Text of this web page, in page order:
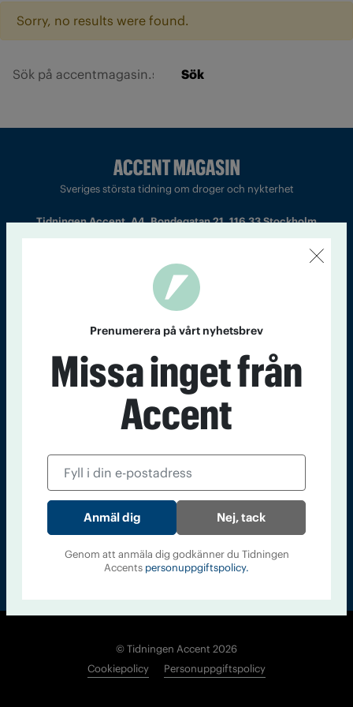
Sorry, no results were found.
Sök
Sveriges största tidning om droger och nykterhet
Tidningen Accent, A4, Bondegatan 21, 116 33 Stockholm
Chefredaktör och ansvarig utgivare: Barbro Janson Lundkvist,
barbro@a4.se.
Kontakt Om Tidningen Tidningsarkiv In English
Läs tidigare
Accent
© Tidningen Accent 2026
Cookiepolicy
Personuppgiftspolicy
Prenumerera på vårt nyhetsbrev
Missa inget från
Accent
Nej, tack
Genom att anmäla dig godkänner du Tidningen
Accents personuppgiftspolicy.